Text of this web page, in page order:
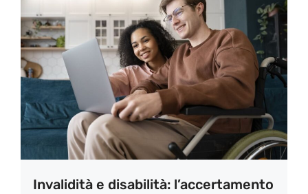
Invalidità e disabilità: l’accertamento